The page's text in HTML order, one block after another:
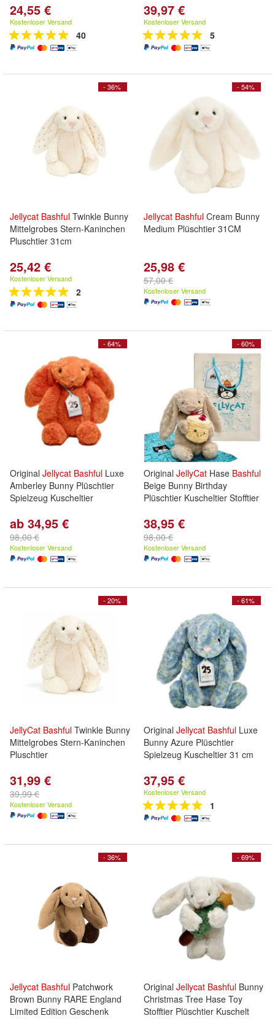
24,55 €
Kostenloser Versand
40
39,97 €
Kostenloser Versand
5
- 36%
Jellycat Bashful Twinkle Bunny
Mittelgrobes Stern-Kaninchen
Pluschtier 31cm
25,42 €
Kostenloser Versand
2
- 54%
Jellycat Bashful Cream Bunny
Medium Plüschtier 31CM
25,98 €
57,00 €
Kostenloser Versand
- 64%
Original Jellycat Bashful Luxe
Amberley Bunny Plüschtier
Spielzeug Kuscheltier
ab 34,95 €
98,00 €
Kostenloser Versand
- 60%
Original JellyCat Hase Bashful
Beige Bunny Birthday
Plüschtier Kuscheltier Stofftier
38,95 €
98,00 €
Kostenloser Versand
- 20%
JellyCat Bashful Twinkle Bunny
Mittelgrobes Stern-Kaninchen
Pluschtier
31,99 €
39,99 €
Kostenloser Versand
- 61%
Original Jellycat Bashful Luxe
Bunny Azure Plüschtier
Spielzeug Kuscheltier 31 cm
37,95 €
Kostenloser Versand
1
- 36%
Jellycat Bashful Patchwork
Brown Bunny RARE England
Limited Edition Geschenk
- 69%
Original Jellycat Bashful Bunny
Christmas Tree Hase Toy
Stofftier Plüschtier Kuschelt